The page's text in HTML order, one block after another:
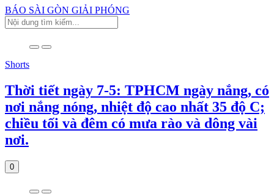
BÁO SÀI GÒN GIẢI PHÓNG
Shorts
Thời tiết ngày 7-5: TPHCM ngày nắng, có
nơi nắng nóng, nhiệt độ cao nhất 35 độ C;
chiều tối và đêm có mưa rào và dông vài
nơi.
0